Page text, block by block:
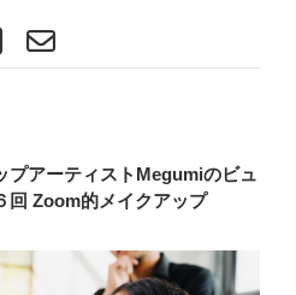
プアーティストMegumiのビュ
回 Zoom的メイクアップ